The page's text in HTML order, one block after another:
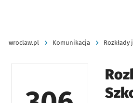
wroclaw.pl Komunikacja Rozkłady